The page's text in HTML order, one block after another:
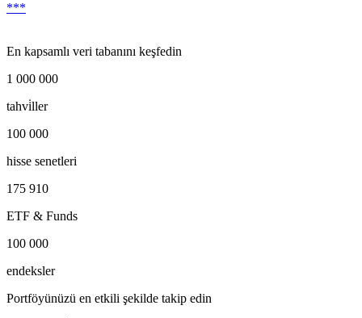
***
En kapsamlı veri tabanını keşfedin
1 000 000
tahvi̇ller
100 000
hisse senetleri
175 910
ETF & Funds
100 000
endeksler
Portföyünüzü en etkili şekilde takip edin